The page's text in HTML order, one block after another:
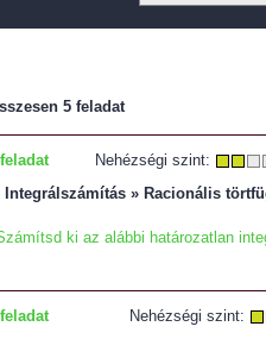
5 feladat
Nehézségi szint:
Integrálszámítás » Racionális
ki az alábbi határozatlan
Nehézségi szint: